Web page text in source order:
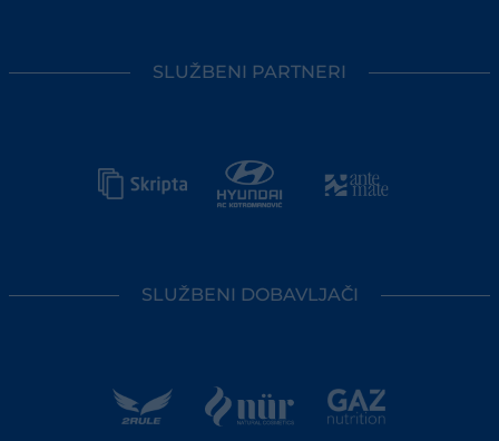
SLUŽBENI PARTNERI
SLUŽBENI DOBAVLJAČI